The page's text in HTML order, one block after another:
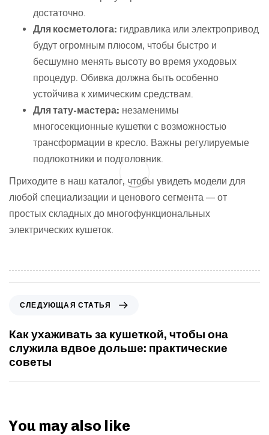
достаточно.
Для косметолога: гидравлика или электропривод
будут огромным плюсом, чтобы быстро и
бесшумно менять высоту во время уходовых
процедур. Обивка должна быть особенно
устойчива к химическим средствам.
Для тату-мастера: незаменимы
многосекционные кушетки с возможностью
трансформации в кресло. Важны регулируемые
подлокотники и подголовник.
Приходите в наш каталог, чтобы увидеть модели для
любой специализации и ценового сегмента — от
простых складных до многофункциональных
электрических кушеток.
СЛЕДУЮЩАЯ СТАТЬЯ
Как ухаживать за кушеткой, чтобы она
служила вдвое дольше: практические
советы
You may also like